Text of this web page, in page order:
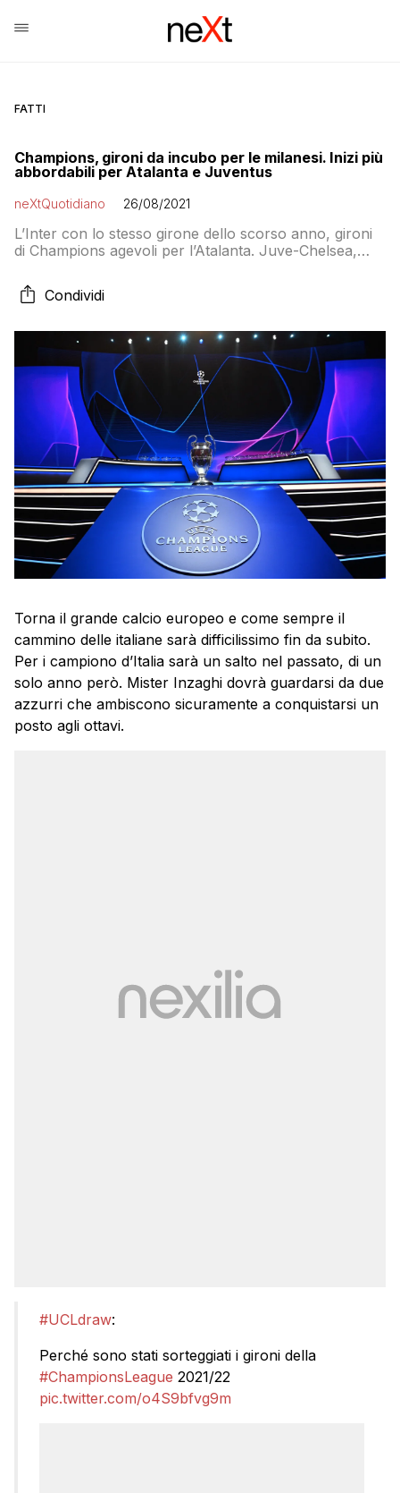
FATTI
Champions, gironi da incubo per le milanesi. Inizi più
abbordabili per Atalanta e Juventus
neXtQuotidiano 26/08/2021
L’Inter con lo stesso girone dello scorso anno, gironi
di Champions agevoli per l’Atalanta. Juve-Chelsea,
Condividi
Torna il grande calcio europeo e come sempre il
cammino delle italiane sarà difficilissimo fin da subito.
Per i campiono d’Italia sarà un salto nel passato, di un
solo anno però. Mister Inzaghi dovrà guardarsi da due
azzurri che ambiscono sicuramente a conquistarsi un
posto agli ottavi.
#UCLdraw:
Perché sono stati sorteggiati i gironi della
#ChampionsLeague 2021/22
pic.twitter.com/o4S9bfvg9m